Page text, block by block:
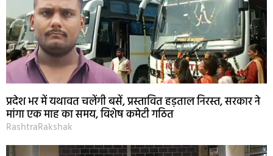
प्रदेश भर में यथावत चलेंगी बसें, प्रस्तावित हड़ताल निरस्त, सरकार ने
मांगा एक माह का समय, विशेष कमेटी गठित
RashtraRakshak